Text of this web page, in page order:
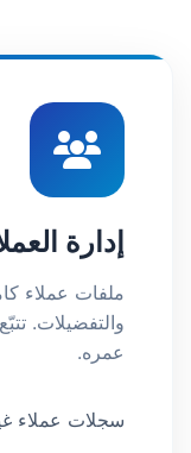
إدارة
ملفات عملاء
والتفضيلات.
عمره.
سجلات عملاء